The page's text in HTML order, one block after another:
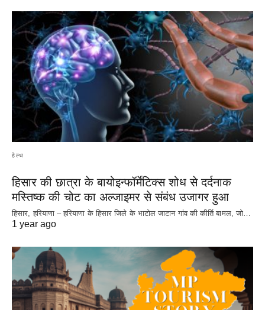
हेल्थ
हिसार की छात्रा के बायोइन्फॉर्मेटिक्स शोध से दर्दनाक
मस्तिष्क की चोट का अल्जाइमर से संबंध उजागर हुआ
हिसार, हरियाणा – हरियाणा के हिसार जिले के भाटोल जाटान गांव की कीर्ति बामल, जो…
1 year ago